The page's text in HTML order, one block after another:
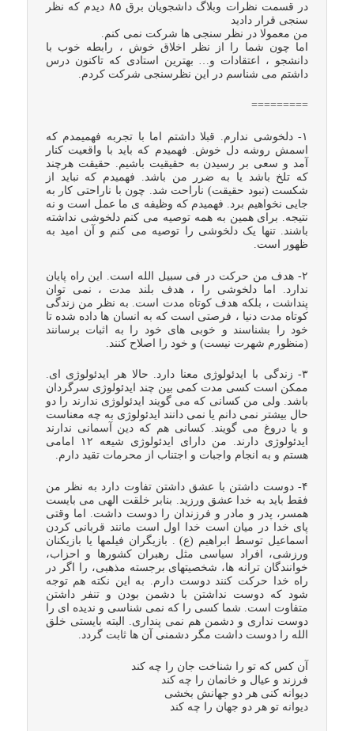
در قسمت نظرات وبلاگ داشجویان برق ۸۵ دیدم که نظر
سنجی قرار دادید
من معمولا در نظر سنجی ها شرکت نمی کنم.
اما چون شما را از نظر اخلاق خوش ، رابطه خوب با
دانشجو ، اعتقادات و… بهترین استادی که تاکنون درس
داشتم می شناسم در این نظرسنجی شرکت کردم.
=========
۱- دلخوشی ندارم. قبلا داشتم اما با تجربه فهمیمدم که
اسمش روشه دل خوش. فهمیدم که باید با واقعیت کنار
آمد و سعی بر رسیدن به حقیقیت باشیم. حقیقت هرچند
که تلخ باشد یا به ضرر من باشد. فهمیدم که نباید از
شکست (نبود حقیقت) ناراحت شد. چون با ناراحتی کار به
جایی نخواهیم برد. فهمیدم که وظیفه ی ما عمل است و نه
نتیجه. برای همین به همه توصیه می کنم دلخوشی نداشته
باشند. تنها یک دلخوشی را توصیه می کنم و آن امید به
ظهور است.
۲- هدف من حرکت در فی سبیل الله است. این راه پایان
ندارد. اما دلخوشی را ، هدف بلند مدت ، نمی توان
پنداشت ، بلکه هدف کوتاه مدت است. به نظر من زندگی
کوتاه مدت دنیا ، فرصتی است که به انسان ها داده شده تا
خود را بشناسند و خوبی های خود را به اثبات برسانند
(منظورم شهرت نیست) و خود را اصلاح کنند.
۳- زندگی با ایدئولوژی معنا دارد. حالا هر ایدئولوژی ای.
ممکن است کسی مدت کمی بین چند ایدئولوژی سرگردان
باشد. ولی من کسانی که می گویند ایدئولوژی ندارند را دو
حال بیشتر نمی دانم یا نمی دانند ایدئولوژی به چه معناست
و یا دروغ می گویند. کسانی هم که دین آسمانی ندارند
ایدئولوژی دارند. من دارای ایدئولوژی شیعه ۱۲ امامی
هستم و به انجام واجبات و اجتناب از محرمات تقید دارم.
۴- دوست داشتن با عشق داشتن تفاوت دارد به نظر من
فقط باید به خدا عشق ورزید. بنابر خلقت الهی می بایست
همسر، پدر و مادر و فرزندان را دوست داشت. اما وقتی
پای خدا در میان است خدا اول است مانند قربانی کردن
اسماعیل توسط ابراهیم (ع) . بازیگران فیلمها یا بازیکنان
ورزشی، افراد سیاسی مثل رهبران کشورها و احزاب،
خوانندگان ترانه ها، شخصیتهای برجسته مذهبی، را اگر در
راه خدا حرکت کنند دوست دارم. به این نکته هم توجه
شود که دوست نداشتن با دشمن بودن و تنفر داشتن
متفاوت است. شما کسی را که نمی شناسی و ندیده ای را
دوست نداری و دشمن هم نمی پنداری. البته بایستی خلق
الله را دوست داشت مگر دشمنی آن ها ثابت گردد.
آن کس که تو را شناخت جان را چه کند
فرزند و عیال و خانمان را چه کند
دیوانه کنی هر دو جهانش بخشی
دیوانه تو هر دو جهان را چه کند